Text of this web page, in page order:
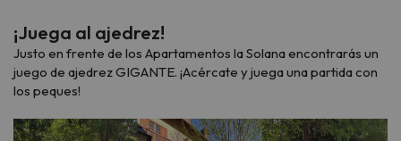
¡Juega al ajedrez!
Justo en frente de los Apartamentos la Solana encontrarás un
juego de ajedrez GIGANTE. ¡Acércate y juega una partida con
los peques!